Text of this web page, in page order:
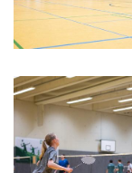
Gottesdienst
Badminton
Basketball
Beachvolleyball